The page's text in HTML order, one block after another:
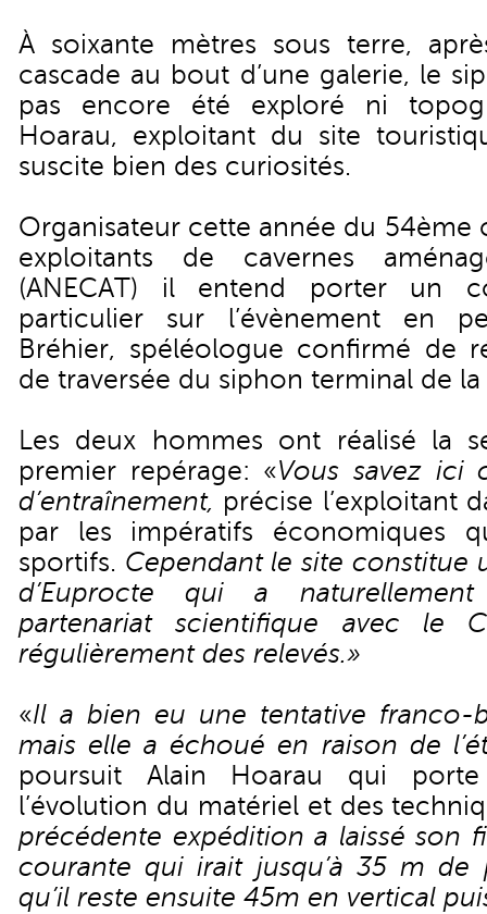
À soixante mètres sous terre,
cascade au bout d’une galerie, le
pas encore été exploré ni
Hoarau, exploitant du site
suscite bien des curiosités.
Organisateur cette année du 54ème
exploitants de cavernes
(ANECAT) il entend porter un
particulier sur l’évènement en
Bréhier, spéléologue confirmé de
de traversée du siphon terminal de la
Les deux hommes ont réalisé la
premier repérage: «Vous savez ici
d’entraînement, précise l’exploitant
par les impératifs économiques
sportifs. Cependant le site constitue
d’Euprocte qui a
partenariat scientifique avec le
régulièrement des relevés.»
«Il a bien eu une tentative franco-
mais elle a échoué en raison de
poursuit Alain Hoarau qui
l’évolution du matériel et des
précédente expédition a laissé son
courante qui irait jusqu’à 35 m de
qu’il reste ensuite 45m en vertical